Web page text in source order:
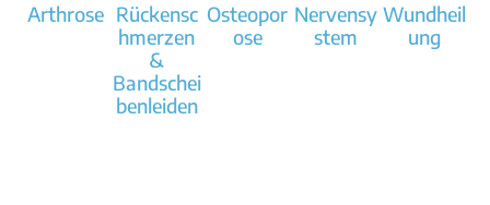
Arthrose Rückensc
hmerzen
&
Bandschei
benleiden
Osteopor
ose
Nervensy
stem
Wundheil
ung